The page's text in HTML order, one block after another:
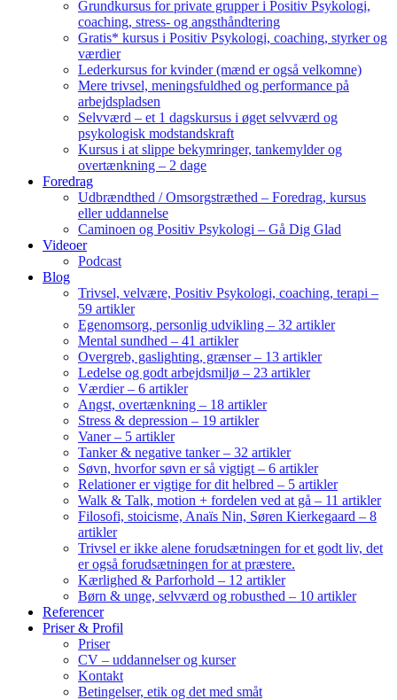
Grundkursus for private grupper i Positiv Psykologi,
coaching, stress- og angsthåndtering
Gratis* kursus i Positiv Psykologi, coaching, styrker og
værdier
Lederkursus for kvinder (mænd er også velkomne)
Mere trivsel, meningsfuldhed og performance på
arbejdspladsen
Selvværd – et 1 dagskursus i øget selvværd og
psykologisk modstandskraft
Kursus i at slippe bekymringer, tankemylder og
overtænkning – 2 dage
Foredrag
Udbrændthed / Omsorgstræthed – Foredrag, kursus
eller uddannelse
Caminoen og Positiv Psykologi – Gå Dig Glad
Videoer
Podcast
Blog
Trivsel, velvære, Positiv Psykologi, coaching, terapi –
59 artikler
Egenomsorg, personlig udvikling – 32 artikler
Mental sundhed – 41 artikler
Overgreb, gaslighting, grænser – 13 artikler
Ledelse og godt arbejdsmiljø – 23 artikler
Værdier – 6 artikler
Angst, overtænkning – 18 artikler
Stress & depression – 19 artikler
Vaner – 5 artikler
Tanker & negative tanker – 32 artikler
Søvn, hvorfor søvn er så vigtigt – 6 artikler
Relationer er vigtige for dit helbred – 5 artikler
Walk & Talk, motion + fordelen ved at gå – 11 artikler
Filosofi, stoicisme, Anaïs Nin, Søren Kierkegaard – 8
artikler
Trivsel er ikke alene forudsætningen for et godt liv, det
er også forudsætningen for at præstere.
Kærlighed & Parforhold – 12 artikler
Børn & unge, selvværd og robusthed – 10 artikler
Referencer
Priser & Profil
Priser
CV – uddannelser og kurser
Kontakt
Betingelser, etik og det med småt